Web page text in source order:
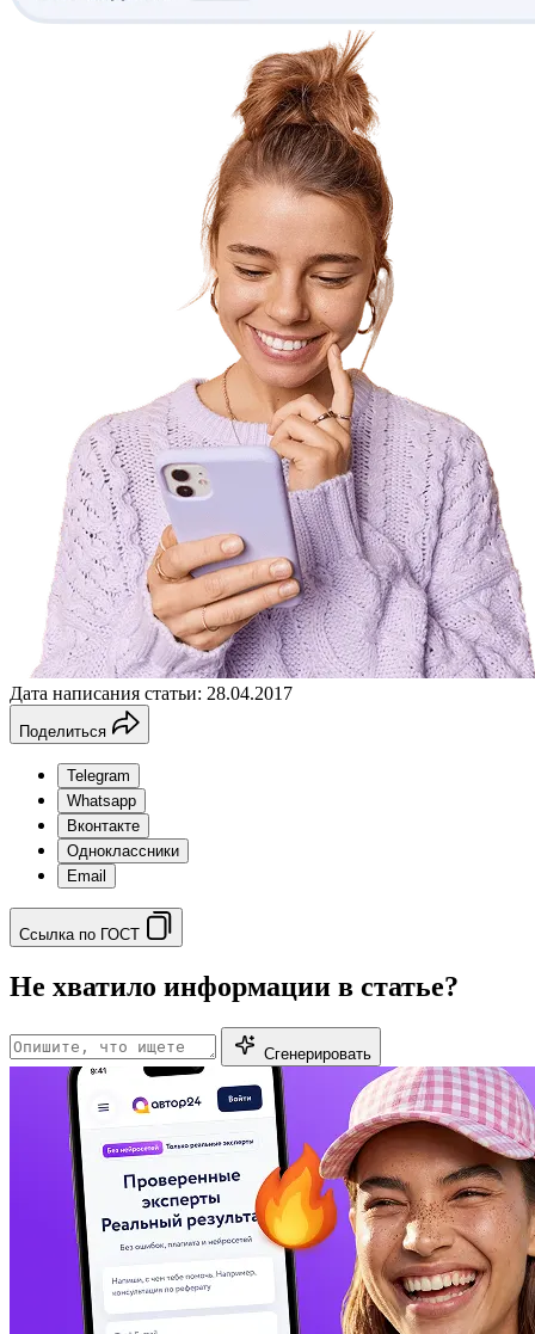
Дата написания статьи: 28.04.2017
Поделиться
Telegram
Whatsapp
Вконтакте
Одноклассники
Email
Ссылка по ГОСТ
Не хватило информации в статье?
Сгенерировать